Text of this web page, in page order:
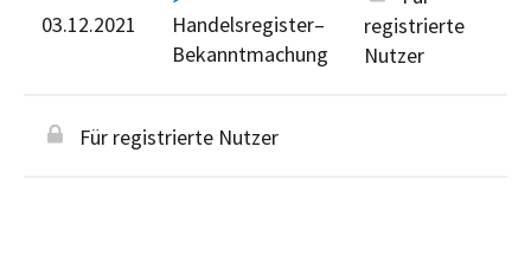
03.12.2021
Handelsregister–
Bekanntmachung
registrierte
Nutzer
Für registrierte Nutzer